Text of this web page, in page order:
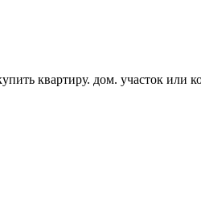
квартиру. дом. участок